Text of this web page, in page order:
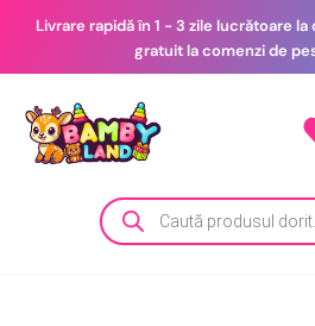
Livrare rapidă în 1 - 3 zile lucrătoare la
gratuit la comenzi de